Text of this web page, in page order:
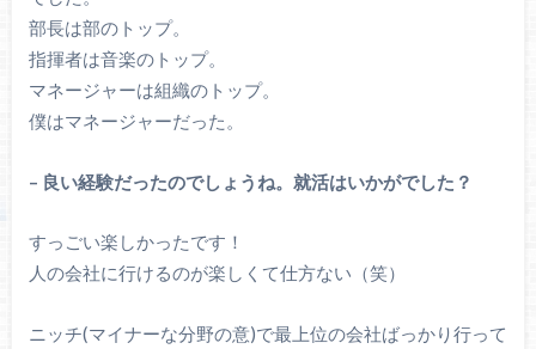
部長は部のトップ。
指揮者は音楽のトップ。
マネージャーは組織のトップ。
僕はマネージャーだった。
– 良い経験だったのでしょうね。就活はいかがでした？
すっごい楽しかったです！
人の会社に行けるのが楽しくて仕方ない（笑）
ニッチ(マイナーな分野の意)で最上位の会社ばっかり行って